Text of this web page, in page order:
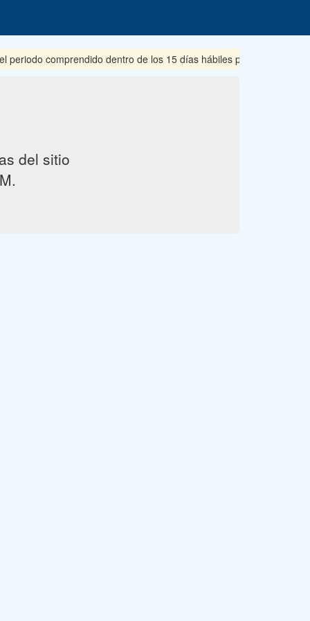
comprendido dentro de los 15 días hábiles posteriores a su
del sitio